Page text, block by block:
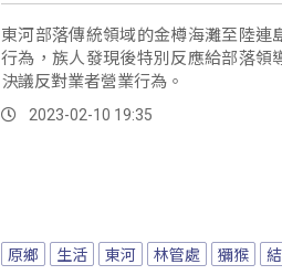
東河部落傳統領域的金樽海灘至陸
行為，族人發現後特別反應給部落領
決議反對業者營業行為。
2023-02-10 19:35
原鄉 生活 東河 林管處 獼猴